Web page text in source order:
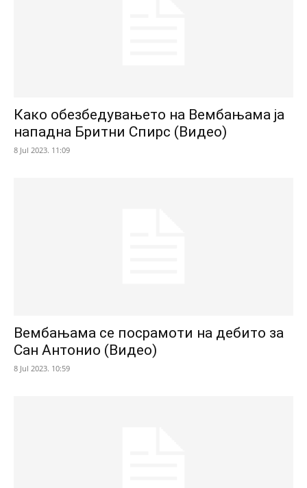
Како обезбедувањето на Вембањама ја
нападна Бритни Спирс (Видео)
8 Jul 2023. 11:09
Вембањама се посрамоти на дебито за
Сан Антонио (Видео)
8 Jul 2023. 10:59